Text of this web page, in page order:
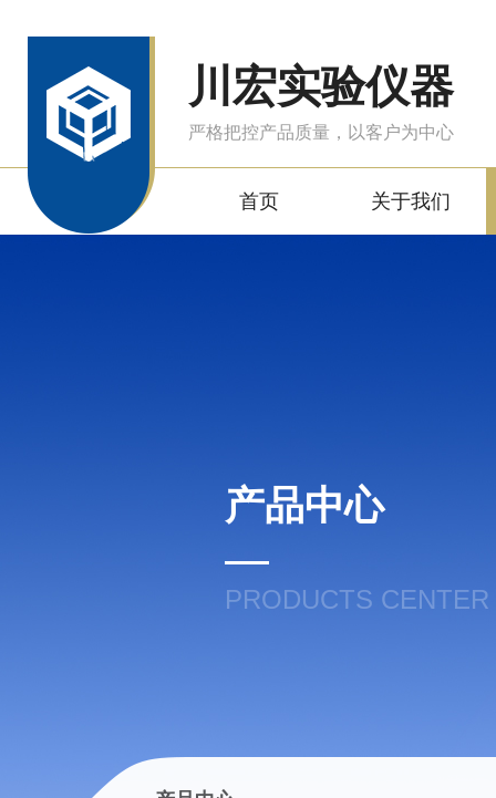
川宏实验仪器
严格把控产品质量，以客户为中心
首页 关于我们
产品中心
PRODUCTS CENTER